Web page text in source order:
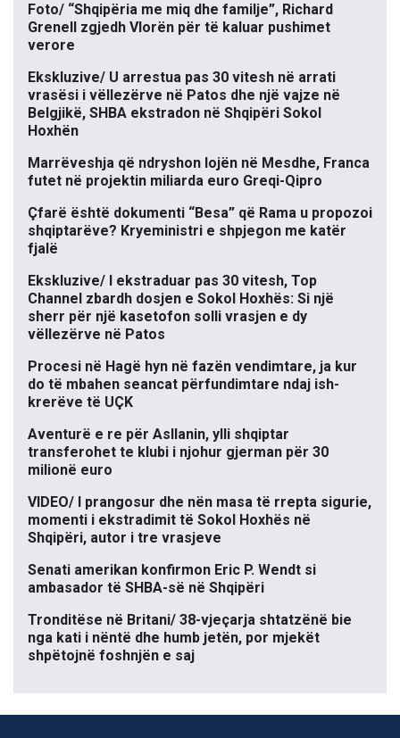
Foto/ “Shqipëria me miq dhe familje”, Richard
Grenell zgjedh Vlorën për të kaluar pushimet
verore
Ekskluzive/ U arrestua pas 30 vitesh në arrati
vrasësi i vëllezërve në Patos dhe një vajze në
Belgjikë, SHBA ekstradon në Shqipëri Sokol
Hoxhën
Marrëveshja që ndryshon lojën në Mesdhe, Franca
futet në projektin miliarda euro Greqi-Qipro
Çfarë është dokumenti “Besa” që Rama u propozoi
shqiptarëve? Kryeministri e shpjegon me katër
fjalë
Ekskluzive/ I ekstraduar pas 30 vitesh, Top
Channel zbardh dosjen e Sokol Hoxhës: Si një
sherr për një kasetofon solli vrasjen e dy
vëllezërve në Patos
Procesi në Hagë hyn në fazën vendimtare, ja kur
do të mbahen seancat përfundimtare ndaj ish-
krerëve të UÇK
Aventurë e re për Asllanin, ylli shqiptar
transferohet te klubi i njohur gjerman për 30
milionë euro
VIDEO/ I prangosur dhe nën masa të rrepta sigurie,
momenti i ekstradimit të Sokol Hoxhës në
Shqipëri, autor i tre vrasjeve
Senati amerikan konfirmon Eric P. Wendt si
ambasador të SHBA-së në Shqipëri
Tronditëse në Britani/ 38-vjeçarja shtatzënë bie
nga kati i nëntë dhe humb jetën, por mjekët
shpëtojnë foshnjën e saj